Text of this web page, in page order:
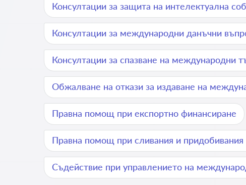
Консултации за защита на интелектуална
Консултации за международни данъчни
Консултации за спазване на международни
Обжалване на откази за издаване на
Правна помощ при експортно финансиране
Правна помощ при сливания и
Съдействие при управлението на